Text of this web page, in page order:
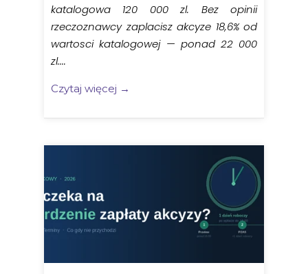
katalogowa 120 000 zl. Bez opinii
rzeczoznawcy zaplacisz akcyze 18,6% od
wartosci katalogowej — ponad 22 000
zl....
Czytaj więcej →